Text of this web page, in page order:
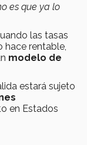
es que ya lo
las tasas
hace rentable,
modelo de
estará sujeto
en Estados